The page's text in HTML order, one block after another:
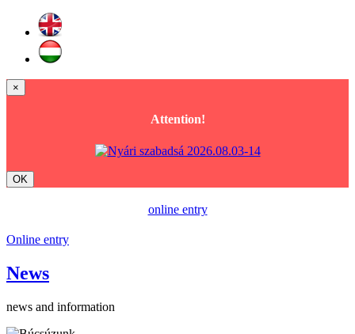
×
Attention!
OK
online entry
Online entry
News
news and information